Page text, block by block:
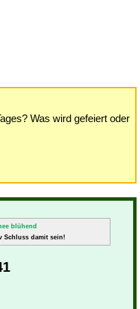
Was wird gefeiert oder
Schluss damit sein!